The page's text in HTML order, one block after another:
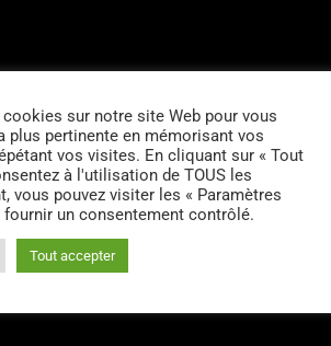
sur notre site Web pour vous
plus pertinente en mémorisant vos
vos visites. En cliquant sur « Tout
à l'utilisation de TOUS les
vous pouvez visiter les « Paramètres
un consentement contrôlé.
Tout accepter